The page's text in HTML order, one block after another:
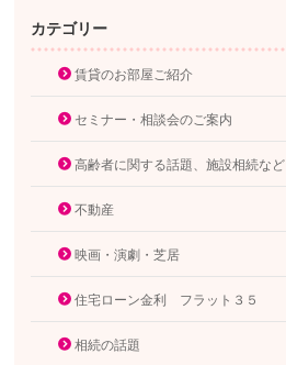
カテゴリー
賃貸のお部屋ご紹介
セミナー・相談会のご案内
高齢者に関する話題、施設相続など
不動産
映画・演劇・芝居
住宅ローン金利 フラット３５
相続の話題